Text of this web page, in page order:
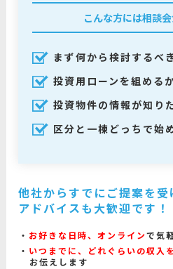
こんな方には相談
まず何から検討するべ
投資用ローンを組める
投資物件の情報が知り
区分と一棟どっちで始
他社からすでにご提案を
アドバイスも大歓迎です！
お好きな日時、オンラインで気
いつまでに、どれぐらいの収入
お伝えします